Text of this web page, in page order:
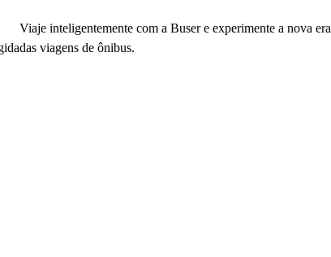
Viaje inteligentemente com a Buser e experimente a nova era
das viagens de ônibus.